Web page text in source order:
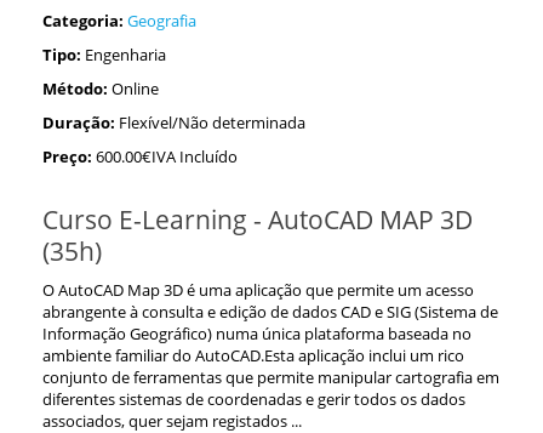
Categoria: Geografia
Tipo: Engenharia
Método: Online
Duração: Flexível/Não determinada
Preço: 600.00€IVA Incluído
Curso E-Learning - AutoCAD MAP 3D
(35h)
O AutoCAD Map 3D é uma aplicação que permite um acesso
abrangente à consulta e edição de dados CAD e SIG (Sistema de
Informação Geográfico) numa única plataforma baseada no
ambiente familiar do AutoCAD.Esta aplicação inclui um rico
conjunto de ferramentas que permite manipular cartografia em
diferentes sistemas de coordenadas e gerir todos os dados
associados, quer sejam registados ...